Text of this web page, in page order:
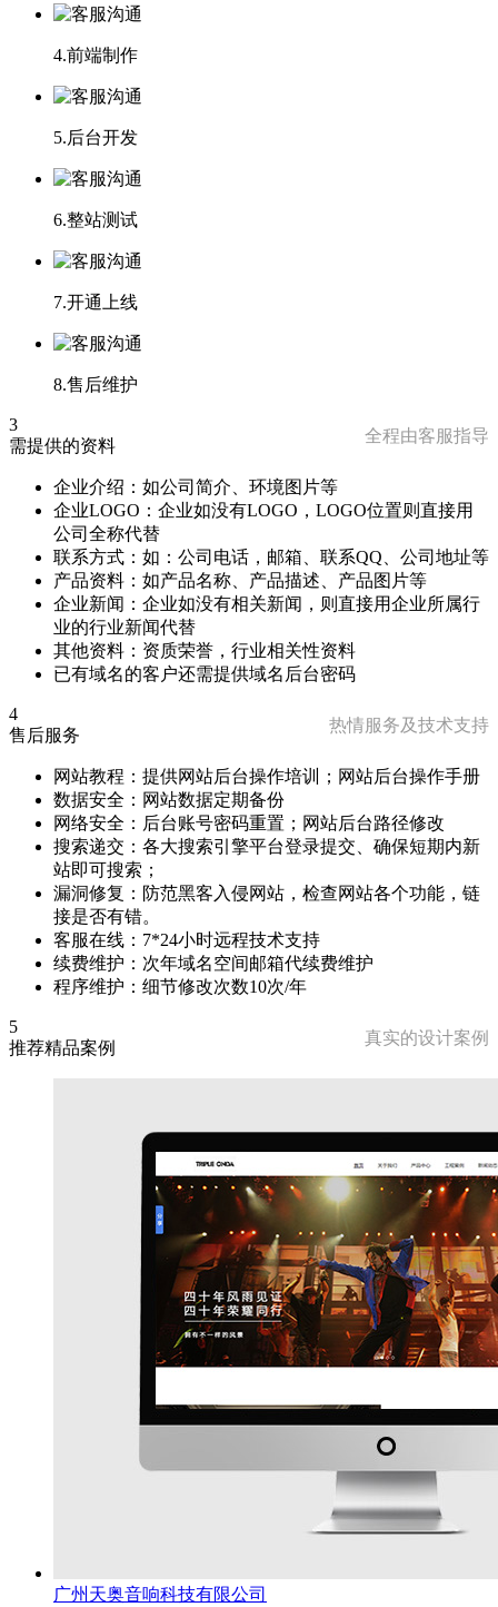
4.前端制作
5.后台开发
6.整站测试
7.开通上线
8.售后维护
3
需提供的资料
全程由客服指导
企业介绍：如公司简介、环境图片等
企业LOGO：企业如没有LOGO，LOGO位置则直接用
公司全称代替
联系方式：如：公司电话，邮箱、联系QQ、公司地址等
产品资料：如产品名称、产品描述、产品图片等
企业新闻：企业如没有相关新闻，则直接用企业所属行
业的行业新闻代替
其他资料：资质荣誉，行业相关性资料
已有域名的客户还需提供域名后台密码
4
售后服务
热情服务及技术支持
网站教程：提供网站后台操作培训；网站后台操作手册
数据安全：网站数据定期备份
网络安全：后台账号密码重置；网站后台路径修改
搜索递交：各大搜索引擎平台登录提交、确保短期内新
站即可搜索；
漏洞修复：防范黑客入侵网站，检查网站各个功能，链
接是否有错。
客服在线：7*24小时远程技术支持
续费维护：次年域名空间邮箱代续费维护
程序维护：细节修改次数10次/年
5
推荐精品案例
真实的设计案例
广州天奥音响科技有限公司